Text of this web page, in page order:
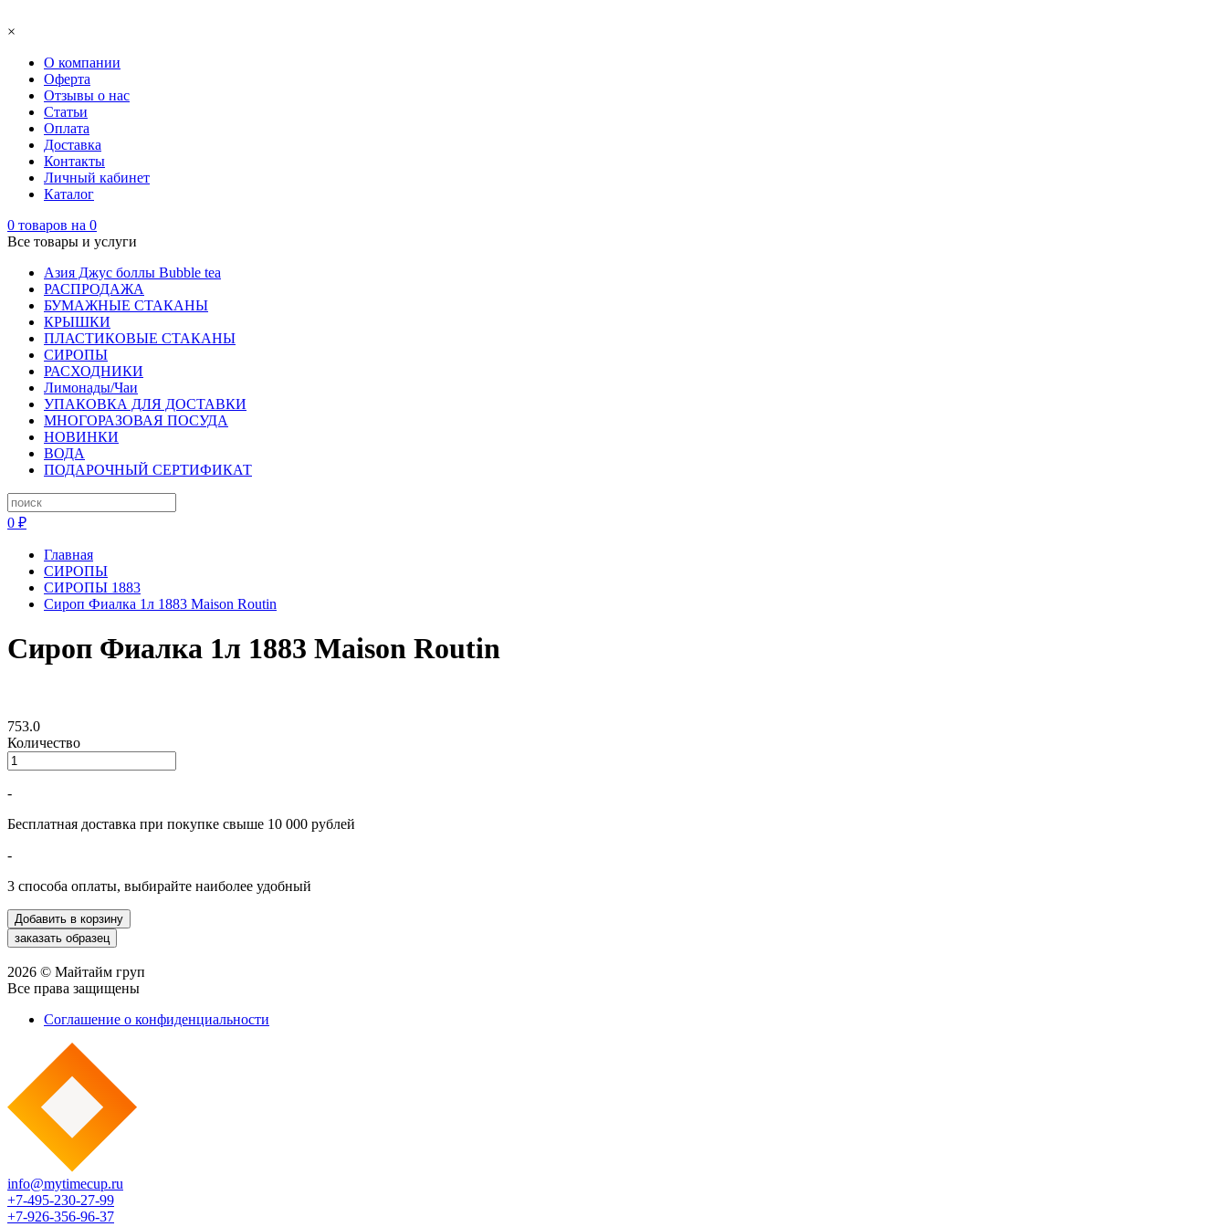
×
О компании
Оферта
Отзывы о нас
Статьи
Оплата
Доставка
Контакты
Личный кабинет
Каталог
0 товаров на 0
Все товары и услуги
Азия Джус боллы Bubble tea
РАСПРОДАЖА
БУМАЖНЫЕ СТАКАНЫ
КРЫШКИ
ПЛАСТИКОВЫЕ СТАКАНЫ
СИРОПЫ
РАСХОДНИКИ
Лимонады/Чаи
УПАКОВКА ДЛЯ ДОСТАВКИ
МНОГОРАЗОВАЯ ПОСУДА
НОВИНКИ
ВОДА
ПОДАРОЧНЫЙ СЕРТИФИКАТ
0 ₽
Главная
СИРОПЫ
СИРОПЫ 1883
Сироп Фиалка 1л 1883 Maison Routin
Сироп Фиалка 1л 1883 Maison Routin
753.0
Количество
-
Бесплатная доставка при покупке свыше 10 000 рублей
-
3 способа оплаты, выбирайте наиболее удобный
2026 © Майтайм груп
Все права защищены
Соглашение о конфиденциальности
info@mytimecup.ru
+7-495-230-27-99
+7-926-356-96-37